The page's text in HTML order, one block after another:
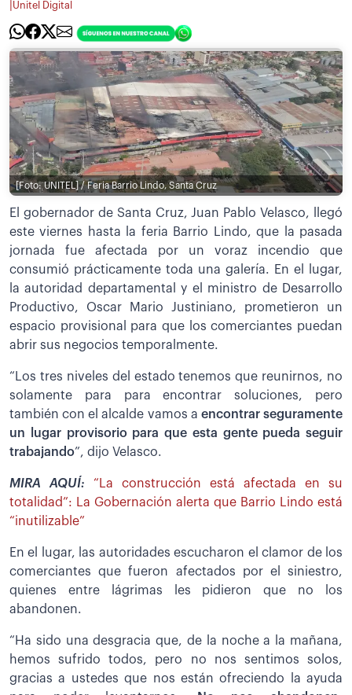
Unitel Digital
[Foto: UNITEL] / Feria Barrio Lindo, Santa Cruz
El gobernador de Santa Cruz, Juan Pablo Velasco, llegó
este viernes hasta la feria Barrio Lindo, que la pasada
jornada fue afectada por un voraz incendio que
consumió prácticamente toda una galería. En el lugar,
la autoridad departamental y el ministro de Desarrollo
Productivo, Oscar Mario Justiniano, prometieron un
espacio provisional para que los comerciantes puedan
abrir sus negocios temporalmente.
“Los tres niveles del estado tenemos que reunirnos, no
solamente para para encontrar soluciones, pero
también con el alcalde vamos a encontrar seguramente
un lugar provisorio para que esta gente pueda seguir
trabajando”, dijo Velasco.
MIRA AQUÍ: “La construcción está afectada en su
totalidad”: La Gobernación alerta que Barrio Lindo está
“inutilizable”
En el lugar, las autoridades escucharon el clamor de los
comerciantes que fueron afectados por el siniestro,
quienes entre lágrimas les pidieron que no los
abandonen.
“Ha sido una desgracia que, de la noche a la mañana,
hemos sufrido todos, pero no nos sentimos solos,
gracias a ustedes que nos están ofreciendo la ayuda